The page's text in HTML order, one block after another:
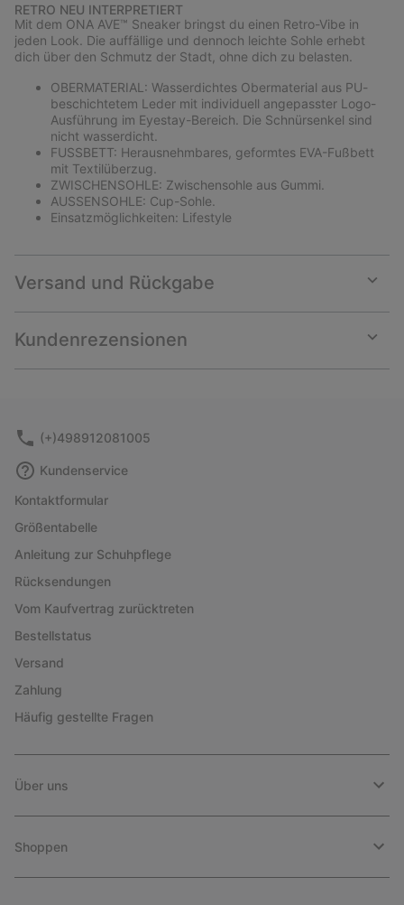
RETRO NEU INTERPRETIERT
Mit dem ONA AVE™ Sneaker bringst du einen Retro-Vibe in
jeden Look. Die auffällige und dennoch leichte Sohle erhebt
dich über den Schmutz der Stadt, ohne dich zu belasten.
OBERMATERIAL: Wasserdichtes Obermaterial aus PU-
beschichtetem Leder mit individuell angepasster Logo-
Ausführung im Eyestay-Bereich. Die Schnürsenkel sind
nicht wasserdicht.
FUSSBETT: Herausnehmbares, geformtes EVA-Fußbett
mit Textilüberzug.
ZWISCHENSOHLE: Zwischensohle aus Gummi.
AUSSENSOHLE: Cup-Sohle.
Einsatzmöglichkeiten: Lifestyle
Versand und Rückgabe
or
Kundenrezensionen
or
(+)498912081005
Kundenservice
Kontaktformular
Größentabelle
Anleitung zur Schuhpflege
Rücksendungen
Vom Kaufvertrag zurücktreten
Bestellstatus
Versand
Zahlung
Häufig gestellte Fragen
Über uns
Shoppen